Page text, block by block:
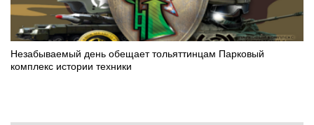
Незабываемый день обещает тольяттинцам Парковый
комплекс истории техники